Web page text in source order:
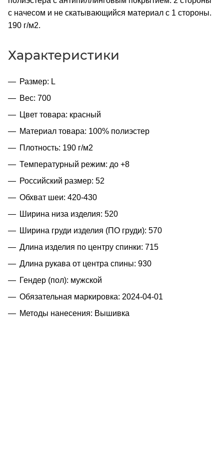
с начесом и не скатывающийся материал с 1 стороны.
190 г/м2.
Характеристики
Размер: L
Вес: 700
Цвет товара: красный
Материал товара: 100% полиэстер
Плотность: 190 г/м2
Температурный режим: до +8
Российский размер: 52
Обхват шеи: 420-430
Ширина низа изделия: 520
Ширина груди изделия (ПО груди): 570
Длина изделия по центру спинки: 715
Длина рукава от центра спины: 930
Гендер (пол): мужской
Обязательная маркировка: 2024-04-01
Методы нанесения: Вышивка